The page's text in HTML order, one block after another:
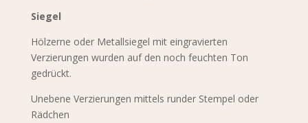
Siegel
Hölzerne oder Metallsiegel mit eingravierten
Verzierungen wurden auf den noch feuchten Ton
gedrückt.
Unebene Verzierungen mittels runder Stempel oder
Rädchen